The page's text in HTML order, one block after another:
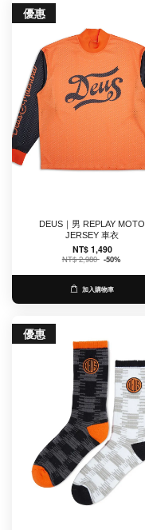
優惠
DEUS｜男 REPLAY MOTO
JERSEY 車衣
NT$ 1,490
NT$ 2,980 -50%
加入購物車
優惠